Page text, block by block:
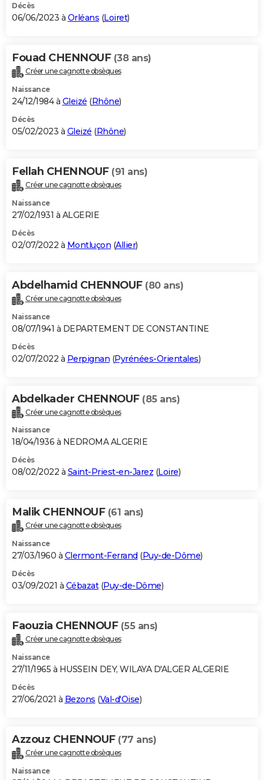
Décès
06/06/2023 à Orléans (Loiret)
Fouad CHENNOUF (38 ans)
Créer une cagnotte obsèques
Naissance
24/12/1984 à Gleizé (Rhône)
Décès
05/02/2023 à Gleizé (Rhône)
Fellah CHENNOUF (91 ans)
Créer une cagnotte obsèques
Naissance
27/02/1931 à ALGERIE
Décès
02/07/2022 à Montluçon (Allier)
Abdelhamid CHENNOUF (80 ans)
Créer une cagnotte obsèques
Naissance
08/07/1941 à DEPARTEMENT DE CONSTANTINE
Décès
02/07/2022 à Perpignan (Pyrénées-Orientales)
Abdelkader CHENNOUF (85 ans)
Créer une cagnotte obsèques
Naissance
18/04/1936 à NEDROMA ALGERIE
Décès
08/02/2022 à Saint-Priest-en-Jarez (Loire)
Malik CHENNOUF (61 ans)
Créer une cagnotte obsèques
Naissance
27/03/1960 à Clermont-Ferrand (Puy-de-Dôme)
Décès
03/09/2021 à Cébazat(Puy-de-Dôme)
Faouzia CHENNOUF (55 ans)
Créer une cagnotte obsèques
Naissance
27/11/1965 à HUSSEIN DEY, WILAYA D'ALGER ALGERIE
Décès
27/06/2021 à Bezons (Val-d'Oise)
Azzouz CHENNOUF (77 ans)
Créer une cagnotte obsèques
Naissance